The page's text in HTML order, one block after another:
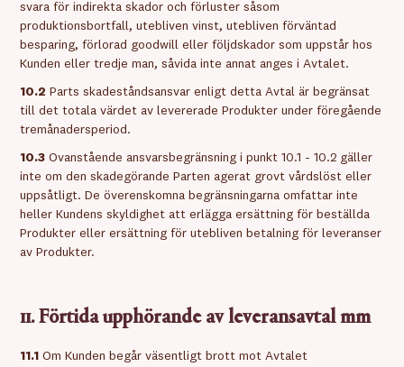
svara för indirekta skador och förluster såsom
produktionsbortfall, utebliven vinst, utebliven förväntad
besparing, förlorad goodwill eller följdskador som uppstår hos
Kunden eller tredje man, såvida inte annat anges i Avtalet.
10.2 Parts skadeståndsansvar enligt detta Avtal är begränsat
till det totala värdet av levererade Produkter under föregående
tremånadersperiod.
10.3 Ovanstående ansvarsbegränsning i punkt 10.1 - 10.2 gäller
inte om den skadegörande Parten agerat grovt vårdslöst eller
uppsåtligt. De överenskomna begränsningarna omfattar inte
heller Kundens skyldighet att erlägga ersättning för beställda
Produkter eller ersättning för utebliven betalning för leveranser
av Produkter.
11. Förtida upphörande av leveransavtal mm
11.1 Om Kunden begår väsentligt brott mot Avtalet